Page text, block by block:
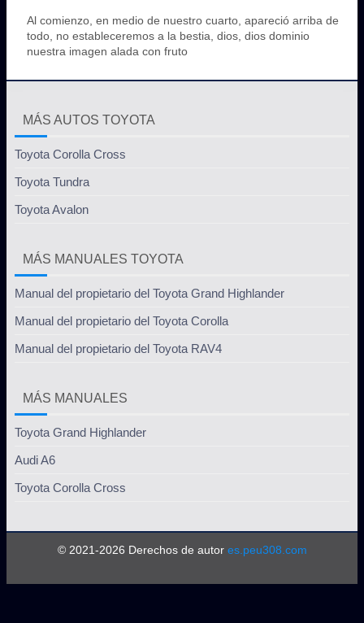
Al comienzo, en medio de nuestro cuarto, apareció arriba de
todo, no estableceremos a la bestia, dios, dios dominio
nuestra imagen alada con fruto
MÁS AUTOS TOYOTA
Toyota Corolla Cross
Toyota Tundra
Toyota Avalon
MÁS MANUALES TOYOTA
Manual del propietario del Toyota Grand Highlander
Manual del propietario del Toyota Corolla
Manual del propietario del Toyota RAV4
MÁS MANUALES
Toyota Grand Highlander
Audi A6
Toyota Corolla Cross
© 2021-2026 Derechos de autor es.peu308.com